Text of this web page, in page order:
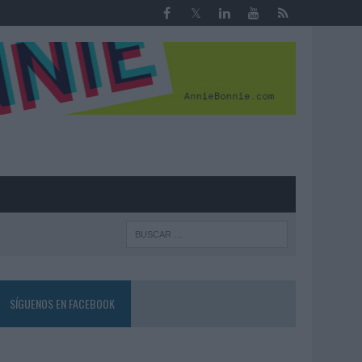
SÍGUENOS EN FACEBOOK